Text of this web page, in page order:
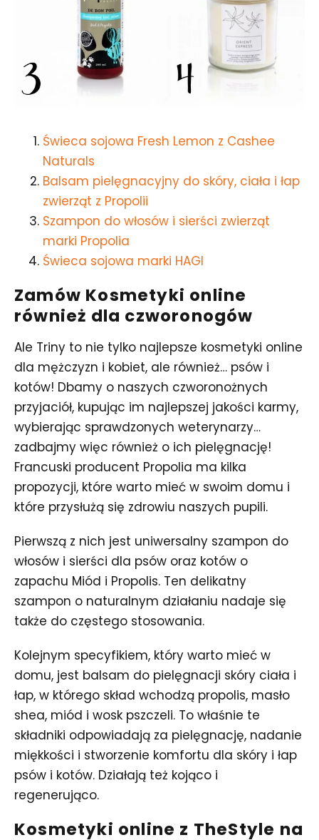
Świeca sojowa Fresh Lemon z Cashee
Naturals
Balsam pielęgnacyjny do skóry, ciała i łap
zwierząt z Propolii
Szampon do włosów i sierści zwierząt
marki Propolia
Świeca sojowa marki HAGI
Zamów Kosmetyki online
również dla czworonogów
Ale Triny to nie tylko najlepsze kosmetyki online
dla mężczyzn i kobiet, ale również… psów i
kotów! Dbamy o naszych czworonożnych
przyjaciół, kupując im najlepszej jakości karmy,
wybierając sprawdzonych weterynarzy…
zadbajmy więc również o ich pielęgnację!
Francuski producent Propolia ma kilka
propozycji, które warto mieć w swoim domu i
które przysłużą się zdrowiu naszych pupili.
Pierwszą z nich jest uniwersalny szampon do
włosów i sierści dla psów oraz kotów o
zapachu Miód i Propolis. Ten delikatny
szampon o naturalnym działaniu nadaje się
także do częstego stosowania.
Kolejnym specyfikiem, który warto mieć w
domu, jest balsam do pielęgnacji skóry ciała i
łap, w którego skład wchodzą propolis, masło
shea, miód i wosk pszczeli. To właśnie te
składniki odpowiadają za pielęgnację, nadanie
miękkości i stworzenie komfortu dla skóry i łap
psów i kotów. Działają też kojąco i
regenerująco.
Kosmetyki online z TheStyle na